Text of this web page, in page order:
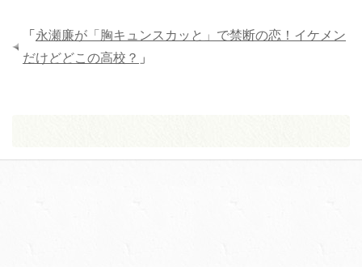
「 永瀬廉が「胸キュンスカッと」で禁断の恋！イケメン
だけどどこの高校？ 」